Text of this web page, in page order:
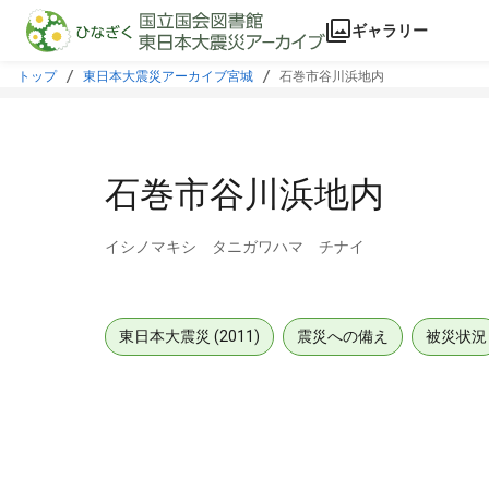
本文に飛ぶ
ギャラリー
トップ 東日本大震災アーカイブ宮城 石巻市谷川浜地内
石巻市谷川浜地内
イシノマキシ タニガワハマ チナイ
東日本大震災 (2011) 震災への備え 被災状況